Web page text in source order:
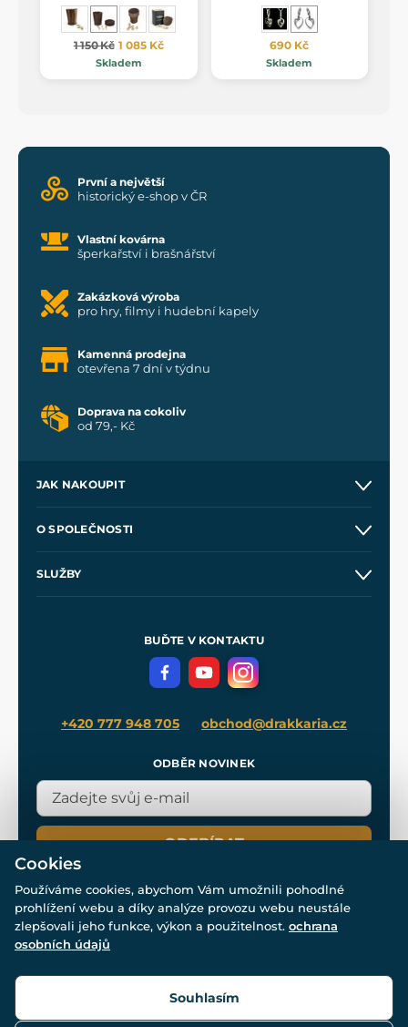
1 150 Kč 1 085 Kč
Skladem
690 Kč
Skladem
První a největší
historický e-shop v ČR
Vlastní kovárna
šperkařství i brašnářství
Zakázková výroba
pro hry, filmy i hudební kapely
Kamenná prodejna
otevřena 7 dní v týdnu
Doprava na cokoliv
od 79,- Kč
JAK NAKOUPIT
Velkoobchod
O SPOLEČNOSTI
SLUŽBY
Meče pro Kingdom Come
BUĎTE V KONTAKTU
+420 777 948 705 obchod@drakkaria.cz
ODBĚR NOVINEK
ODEBÍRAT
© Všechna práva vyhrazena. www.drakkaria.cz 2007-2026.
Cookies
Používáme cookies, abychom Vám umožnili pohodlné
prohlížení webu a díky analýze provozu webu neustále
zlepšovali jeho funkce, výkon a použitelnost. ochrana
osobních údajů
Souhlasím